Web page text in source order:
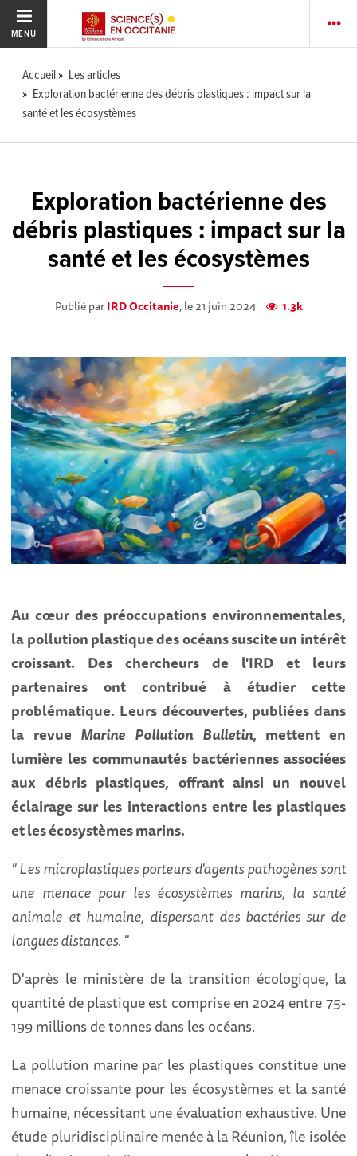
MENU
Accueil
Les articles
Exploration bactérienne des débris plastiques : impact sur la
santé et les écosystèmes
Exploration bactérienne des
débris plastiques : impact sur la
santé et les écosystèmes
Publié parIRD Occitanie, le 21 juin 2024 1.3k
Au cœur des préoccupations environnementales,
la pollution plastique des océans suscite un intérêt
croissant. Des chercheurs de l'IRD et leurs
partenaires ont contribué à étudier cette
problématique. Leurs découvertes, publiées dans
la revue Marine Pollution Bulletin, mettent en
lumière les communautés bactériennes associées
aux débris plastiques, offrant ainsi un nouvel
éclairage sur les interactions entre les plastiques
et les écosystèmes marins.
" Les microplastiques porteurs d'agents pathogènes sont
une menace pour les écosystèmes marins, la santé
animale et humaine, dispersant des bactéries sur de
longues distances. "
D'après le ministère de la transition écologique, la
quantité de plastique est comprise en 2024 entre 75-
199 millions de tonnes dans les océans.
La pollution marine par les plastiques constitue une
menace croissante pour les écosystèmes et la santé
humaine, nécessitant une évaluation exhaustive. Une
étude pluridisciplinaire menée à la Réunion, île isolée